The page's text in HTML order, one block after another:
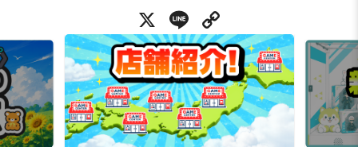
X Line